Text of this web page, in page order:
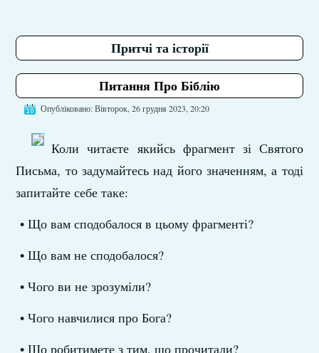
Притчі та історії
Питання Про Біблію
Опубліковано: Вівторок, 26 грудня 2023, 20:20
Коли читаєте якийсь фрагмент зі Святого
Письма, то задумайтесь над його значенням, а тоді
запитайте себе таке:
• Що вам сподобалося в цьому фрагменті?
• Що вам не сподобалося?
• Чого ви не зрозуміли?
• Чого навчилися про Бога?
• Що робитимете з тим, що прочитали?